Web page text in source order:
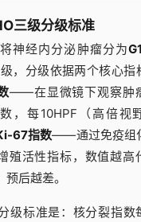
三级分级标准
神经内分泌肿瘤分为
，分级依据两个核心指
——在显微镜下观察肿
，每10HPF（高倍视
67指数——通过免疫组
殖活性指标，数值越高
后越差。
级标准是：核分裂指数